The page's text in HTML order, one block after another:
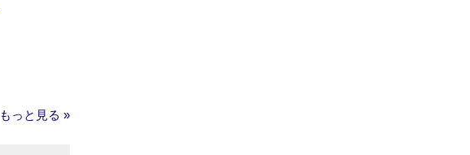
もっと見る »